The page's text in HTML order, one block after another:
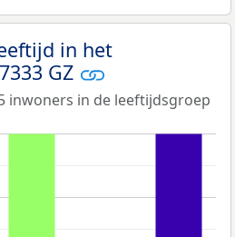
in het
GZ
inwoners in de leeftijdsgroep